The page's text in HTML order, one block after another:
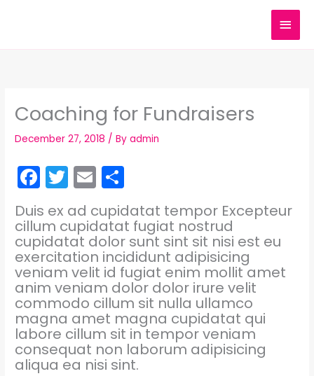
MAIN
Coaching for Fundraisers
December 27, 2018 / Byadmin
F
a
c
e
b
o
o
k
T
w
itt
er
E
m
ai
l
h
ar
e
Duis ex ad cupidatat tempor Excepteur
cillum cupidatat fugiat nostrud
cupidatat dolor sunt sint sit nisi est eu
exercitation incididunt adipisicing
veniam velit id fugiat enim mollit amet
anim veniam dolor dolor irure velit
commodo cillum sit nulla ullamco
magna amet magna cupidatat qui
labore cillum sit in tempor veniam
consequat non laborum adipisicing
aliqua ea nisi sint.